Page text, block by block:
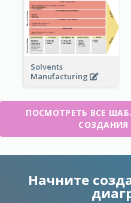
Solvents
Manufacturing
ПОСМОТРЕТЬ ВСЕ
Начните